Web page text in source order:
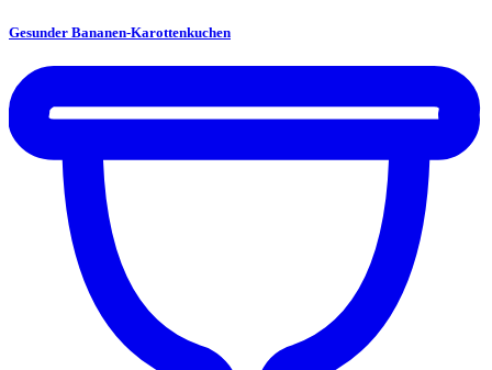
Gesunder Bananen-Karottenkuchen